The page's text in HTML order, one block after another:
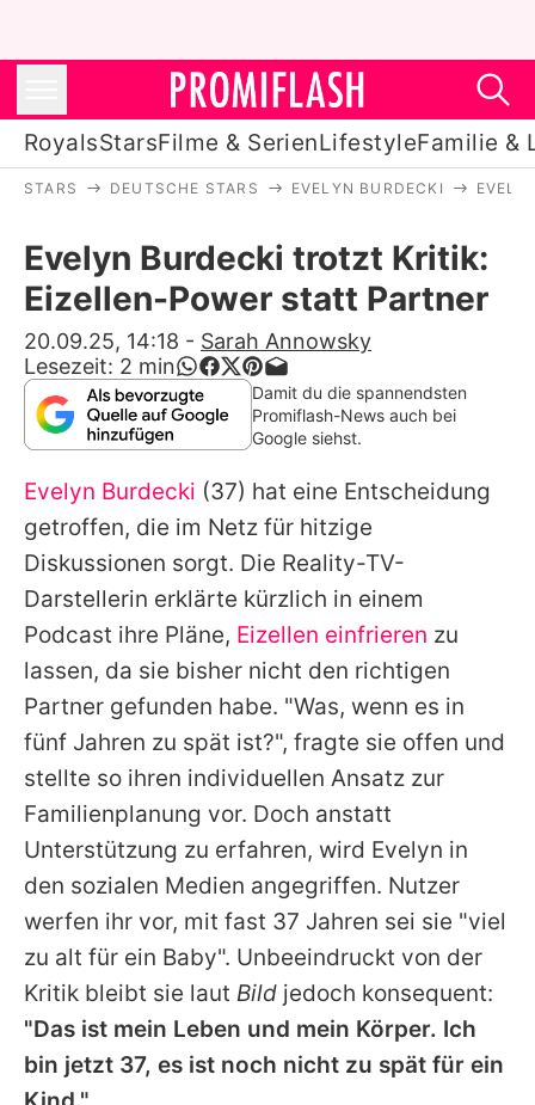
RoyalsStarsFilme & SerienLifestyleFamilie &
Stars
Filme & Serien
Lifestyle
Familie & Liebe
Alle Themen auf Promiflash
Jobs
App runterladen
Team
Redaktionelle Richtlinien
Impressum
Datenschutzerklärung
Nutzungsbedingungen
Utiq verwalten
STARS DEUTSCHE STARS EVELYN BURDECKI
Evelyn Burdecki trotzt Kritik:
Eizellen-Power statt Partner
20.09.25, 14:18 - Sarah Annowsky
Lesezeit: 2 min
Damit du die spannendsten
Promiflash-News auch bei
Google siehst.
Evelyn Burdecki (37) hat eine Entscheidung
getroffen, die im Netz für hitzige
Diskussionen sorgt. Die Reality-TV-
Darstellerin erklärte kürzlich in einem
Podcast ihre Pläne, Eizellen einfrieren zu
lassen, da sie bisher nicht den richtigen
Partner gefunden habe. "Was, wenn es in
fünf Jahren zu spät ist?", fragte sie offen und
stellte so ihren individuellen Ansatz zur
Familienplanung vor. Doch anstatt
Unterstützung zu erfahren, wird Evelyn in
den sozialen Medien angegriffen. Nutzer
werfen ihr vor, mit fast 37 Jahren sei sie "viel
zu alt für ein Baby". Unbeeindruckt von der
Kritik bleibt sie laut Bild jedoch konsequent:
"Das ist mein Leben und mein Körper. Ich
bin jetzt 37, es ist noch nicht zu spät für ein